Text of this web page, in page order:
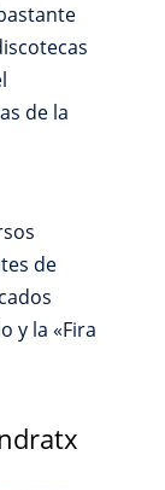
de la
de
y la «Fira